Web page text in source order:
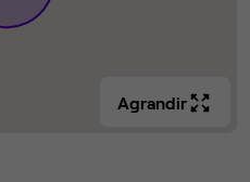
Agrandir